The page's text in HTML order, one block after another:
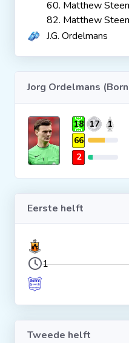
VROUWEN
Clubs
Statistieken
Overige links
60. Matthew
82. Matthew
J.G. Ordelmans
Jorg Ordelmans
18 17
1
66
2
Eerste helft
1
Tweede helft